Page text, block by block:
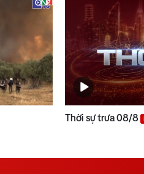
Thời sự trưa 08/8